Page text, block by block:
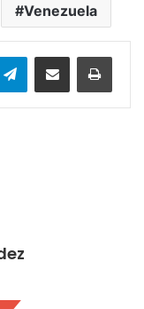
Venezuela
TelegramCompartir por correo electrónico